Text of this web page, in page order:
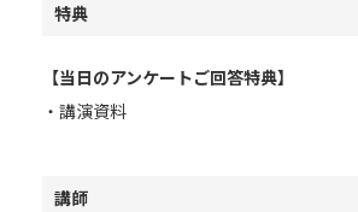
特典
【当日のアンケートご回答特典】
・講演資料
講師